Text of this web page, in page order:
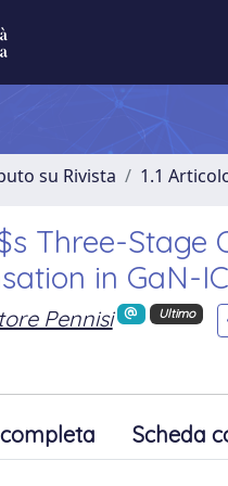
su Rivista 1.1
Three-Stage
in GaN-
Pennisi Ultimo
Scheda